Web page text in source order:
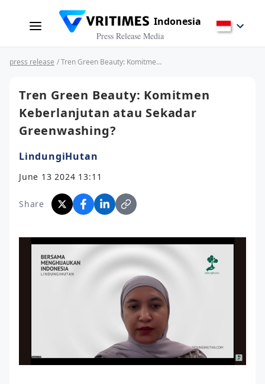
Indonesia
Press Release Media
press release / Tren Green Beauty: Komitmen Keberlanjutan atau Sekadar Greenwashing?
Tren Green Beauty: Komitmen
Keberlanjutan atau Sekadar
Greenwashing?
LindungiHutan
June 13 2024 13:11
Share